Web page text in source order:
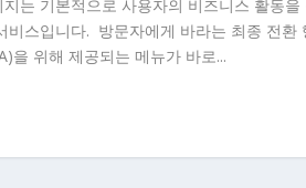
는 기본적으로 사용자의 비즈니스 활동을
비스입니다. 방문자에게 바라는 최종 전환
을 위해 제공되는 메뉴가 바로...